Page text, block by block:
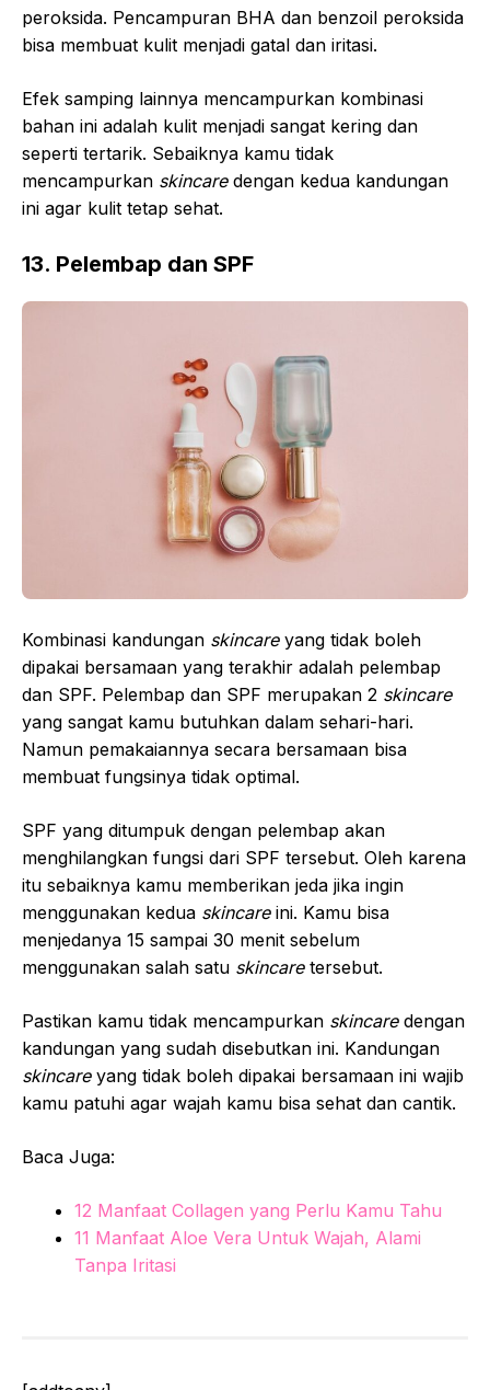
peroksida. Pencampuran BHA dan benzoil peroksida
bisa membuat kulit menjadi gatal dan iritasi.
Efek samping lainnya mencampurkan kombinasi
bahan ini adalah kulit menjadi sangat kering dan
seperti tertarik. Sebaiknya kamu tidak
mencampurkan skincaredengan kedua kandungan
ini agar kulit tetap sehat.
13. Pelembap dan SPF
Kombinasi kandungan skincareyang tidak boleh
dipakai bersamaan yang terakhir adalah pelembap
dan SPF. Pelembap dan SPF merupakan 2 skincare
yang sangat kamu butuhkan dalam sehari-hari.
Namun pemakaiannya secara bersamaan bisa
membuat fungsinya tidak optimal.
SPF yang ditumpuk dengan pelembap akan
menghilangkan fungsi dari SPF tersebut. Oleh karena
itu sebaiknya kamu memberikan jeda jika ingin
menggunakan kedua skincareini. Kamu bisa
menjedanya 15 sampai 30 menit sebelum
menggunakan salah satu skincaretersebut.
Pastikan kamu tidak mencampurkan skincaredengan
kandungan yang sudah disebutkan ini. Kandungan
skincareyang tidak boleh dipakai bersamaan ini wajib
kamu patuhi agar wajah kamu bisa sehat dan cantik.
Baca Juga:
12 Manfaat Collagen yang Perlu Kamu Tahu
11 Manfaat Aloe Vera Untuk Wajah, Alami
Tanpa Iritasi